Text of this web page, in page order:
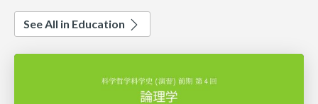
See All in Education